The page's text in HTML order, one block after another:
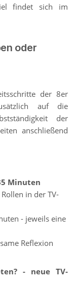
findet sich im
oder
der 8er
auf die
der
anschließend
Minuten
in der TV-
- jeweils eine
Reflexion
- neue TV-